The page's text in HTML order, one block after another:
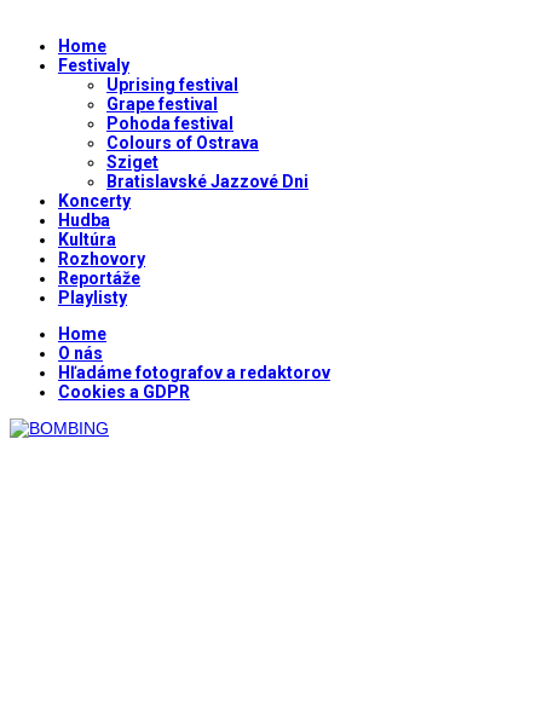
Home
Festivaly
Uprising festival
Grape festival
Pohoda festival
Colours of Ostrava
Sziget
Bratislavské Jazzové Dni
Koncerty
Hudba
Kultúra
Rozhovory
Reportáže
Playlisty
Home
O nás
Hľadáme fotografov a redaktorov
Cookies a GDPR